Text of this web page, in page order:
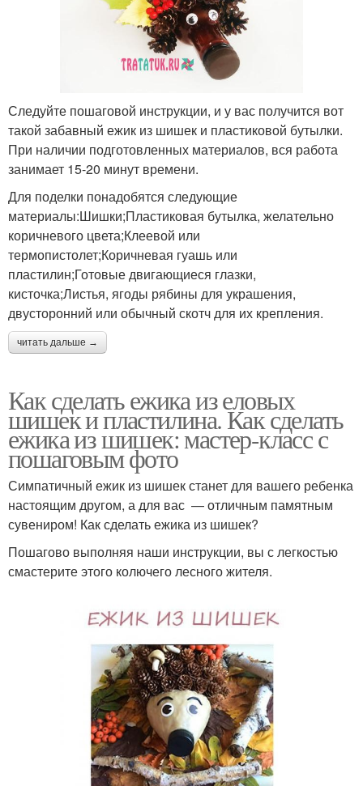
Следуйте пошаговой инструкции, и у вас получится вот
такой забавный ежик из шишек и пластиковой бутылки.
При наличии подготовленных материалов, вся работа
занимает 15-20 минут времени.
Для поделки понадобятся следующие
материалы:Шишки;Пластиковая бутылка, желательно
коричневого цвета;Клеевой или
термопистолет;Коричневая гуашь или
пластилин;Готовые двигающиеся глазки,
кисточка;Листья, ягоды рябины для украшения,
двусторонний или обычный скотч для их крепления.
читать дальше →
Как сделать ежика из еловых
шишек и пластилина. Как сделать
ежика из шишек: мастер-класс с
пошаговым фото
Симпатичный ежик из шишек станет для вашего ребенка
настоящим другом, а для вас — отличным памятным
сувениром! Как сделать ежика из шишек?
Пошагово выполняя наши инструкции, вы с легкостью
смастерите этого колючего лесного жителя.